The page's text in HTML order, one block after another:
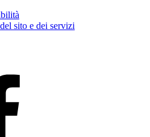
sito e dei servizi